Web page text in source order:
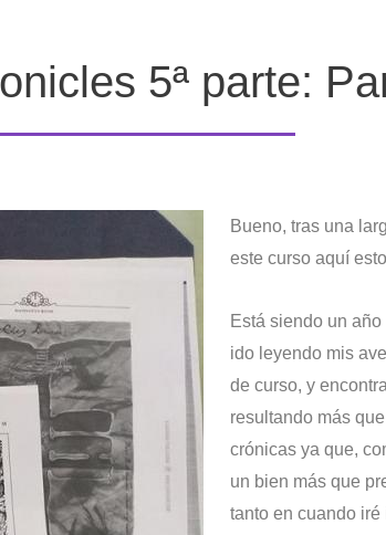
5ª parte:
Bueno, tras una
este curso aquí
Está siendo un
ido leyendo mis
de curso, y
resultando más
crónicas ya que,
un bien más que
tanto en cuando